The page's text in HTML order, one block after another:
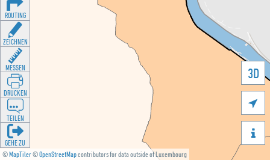
©MapTiler©OpenStreetMapcontributors for data outside of Luxembourg
3D


ROUTING
ZEICHNEN
MESSEN
DRUCKEN
TEILEN
GEHE ZU